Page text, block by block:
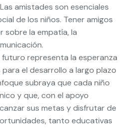
Las amistades son esenciales
de los niños. Tener amigos
sobre la empatía, la
futuro representa la esperanza
el desarrollo a largo plazo
subraya que cada niño
y que, con el apoyo
sus metas y disfrutar de
tanto educativas